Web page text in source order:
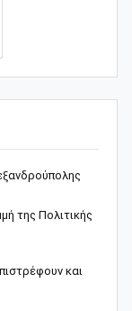
της Πολιτικής
και